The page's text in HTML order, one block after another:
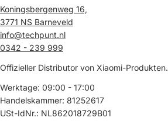
Koningsbergenweg 16,
3771 NS Barneveld
info@techpunt.nl
0342 - 239 999
Offizieller Distributor von Xiaomi-Produkten.
Werktage: 09:00 - 17:00
Handelskammer: 81252617
USt-IdNr.: NL862018729B01